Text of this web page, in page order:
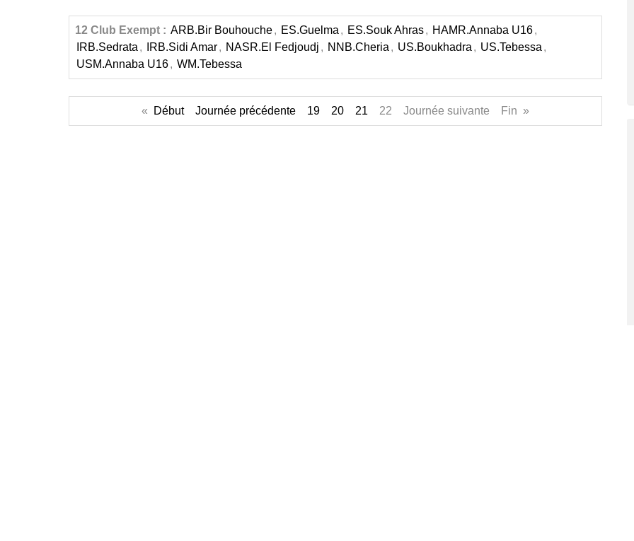
12 Club Exempt : ARB.Bir Bouhouche, ES.Guelma, ES.Souk Ahras, HAMR.Annaba U16,
IRB.Sedrata, IRB.Sidi Amar, NASR.El Fedjoudj , NNB.Cheria, US.Boukhadra, US.Tebessa,
USM.Annaba U16, WM.Tebessa
« Début Journée précédente 19 20 21 22 Journée suivante Fin »